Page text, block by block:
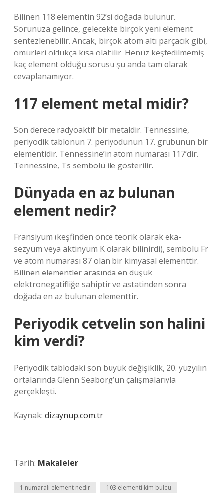
Bilinen 118 elementin 92’si doğada bulunur.
Sorunuza gelince, gelecekte birçok yeni element
sentezlenebilir. Ancak, birçok atom altı parçacık gibi,
ömürleri oldukça kısa olabilir. Henüz keşfedilmemiş
kaç element olduğu sorusu şu anda tam olarak
cevaplanamıyor.
117 element metal midir?
Son derece radyoaktif bir metaldir. Tennessine,
periyodik tablonun 7. periyodunun 17. grubunun bir
elementidir. Tennessine’in atom numarası 117’dir.
Tennessine, Ts sembolü ile gösterilir.
Dünyada en az bulunan
element nedir?
Fransiyum (keşfinden önce teorik olarak eka-
sezyum veya aktinyum K olarak bilinirdi), sembolü Fr
ve atom numarası 87 olan bir kimyasal elementtir.
Bilinen elementler arasında en düşük
elektronegatifliğe sahiptir ve astatinden sonra
doğada en az bulunan elementtir.
Periyodik cetvelin son halini
kim verdi?
Periyodik tablodaki son büyük değişiklik, 20. yüzyılın
ortalarında Glenn Seaborg’un çalışmalarıyla
gerçekleşti.
Kaynak: dizaynup.com.tr
Tarih: Makaleler
1 numaralı element nedir 103 elementi kim buldu